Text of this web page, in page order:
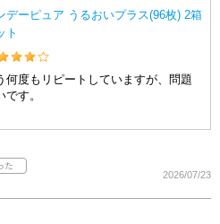
デーピュア うるおいプラス(96枚) 2箱
ト
何度もリピートしていますが、問題
です。
2026/07/23